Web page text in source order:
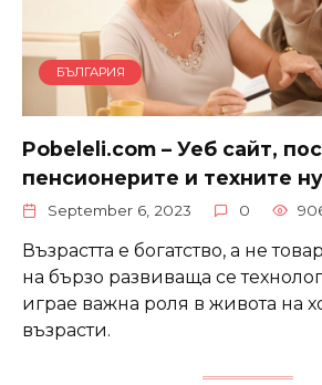
БЪЛГАРИЯ
Pobeleli.com – Уеб сайт,
пенсионерите и техните
September 6, 2023 0
Възрастта е богатство, а не
на бързо развиваща се
играе важна роля в живота на
възрасти.